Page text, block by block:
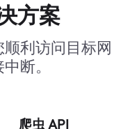
方案
利访问目标网
断。
爬虫 API